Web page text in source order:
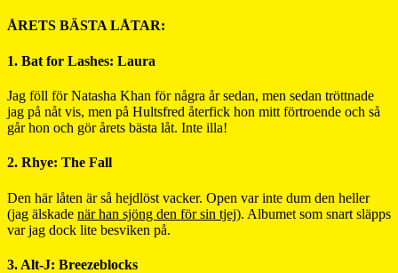
ÅRETS BÄSTA LÅTAR:
1. Bat for Lashes: Laura
Jag föll för Natasha Khan för några år sedan, men sedan tröttnade
jag på nåt vis, men på Hultsfred återfick hon mitt förtroende och så
går hon och gör årets bästa låt. Inte illa!
2. Rhye: The Fall
Den här låten är så hejdlöst vacker. Open var inte dum den heller
(jag älskade när han sjöng den för sin tjej). Albumet som snart släpps
var jag dock lite besviken på.
3. Alt-J: Breezeblocks